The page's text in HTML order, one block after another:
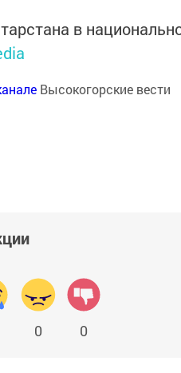
в
Высокогорские вести
0 0